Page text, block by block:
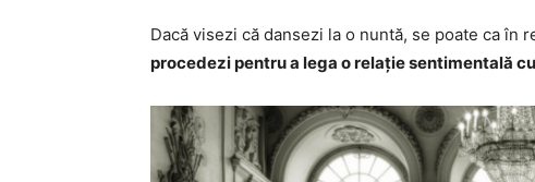
Dacă visezi că dansezi la o nuntă, se poate ca în
procedezi pentru a lega o relație sentimentală